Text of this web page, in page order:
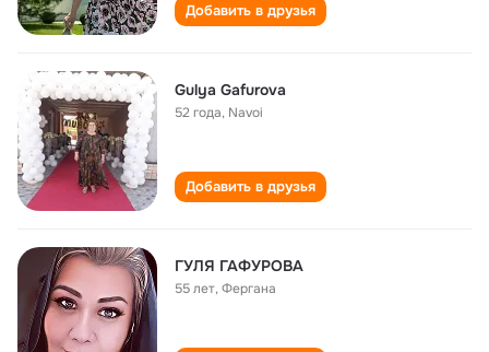
Добавить в друзья
Gulyа Gаfurovа
52 года, Nаvoi
Добавить в друзья
ГУЛЯ ГАФУРОВА
55 лет,Фергана